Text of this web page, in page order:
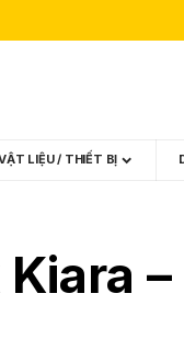
LIỆU / THIẾT BỊ